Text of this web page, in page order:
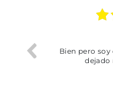
trobat
Bien pero soy
dejado